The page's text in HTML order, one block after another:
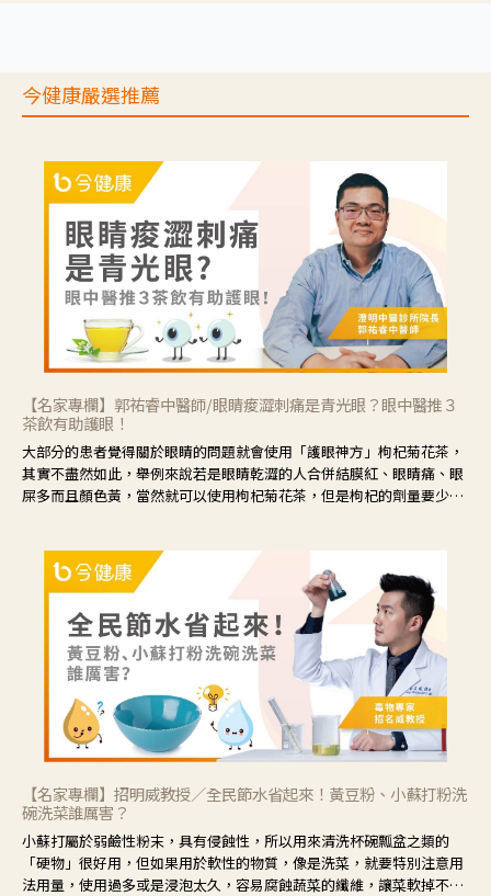
今健康嚴選推薦
【名家專欄】郭祐睿中醫師/眼睛痠澀刺痛是青光眼？眼中醫推３
茶飲有助護眼！
大部分的患者覺得關於眼睛的問題就會使用「護眼神方」枸杞菊花茶，
其實不盡然如此，舉例來說若是眼睛乾澀的人合併結膜紅、眼睛痛、眼
屎多而且顏色黃，當然就可以使用枸杞菊花茶，但是枸杞的劑量要少，
候就要使用菊花、金銀花來治療；假如單純的眼睛乾澀，結膜沒有紅，
眼睛周圍沒有眼屎，這種情況是屬於「陰虛」，就可以使用枸杞、蓮
藕、麥門冬、山藥等比較滋潤的藥材，效果就更顯著。
【名家專欄】招明威教授／全民節水省起來！黃豆粉、小蘇打粉洗
碗洗菜誰厲害？
小蘇打屬於弱鹼性粉末，具有侵蝕性，所以用來清洗杯碗瓢盆之類的
「硬物」很好用，但如果用於軟性的物質，像是洗菜，就要特別注意用
法用量，使用過多或是浸泡太久，容易腐蝕蔬菜的纖維，讓菜軟掉不清